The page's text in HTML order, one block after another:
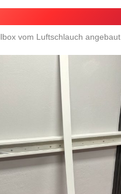
vom Luftschlauch angebaut.